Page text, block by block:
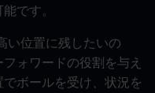
です。
い位置に残したいの
ォワードの役割を与え
ボールを受け、状況を